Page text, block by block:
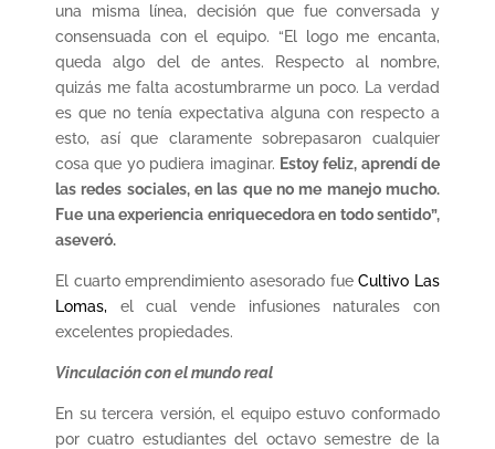
una misma línea, decisión que fue conversada y
consensuada con el equipo. “El logo me encanta,
queda algo del de antes. Respecto al nombre,
quizás me falta acostumbrarme un poco. La verdad
es que no tenía expectativa alguna con respecto a
esto, así que claramente sobrepasaron cualquier
cosa que yo pudiera imaginar. Estoy feliz, aprendí de
las redes sociales, en las que no me manejo mucho.
Fue una experiencia enriquecedora en todo sentido”,
aseveró.
El cuarto emprendimiento asesorado fueCultivo Las
Lomas, el cual vende infusiones naturales con
excelentes propiedades.
Vinculación con el mundo real
En su tercera versión, el equipo estuvo conformado
por cuatro estudiantes del octavo semestre de la